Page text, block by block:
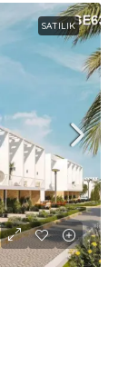
SATILIK